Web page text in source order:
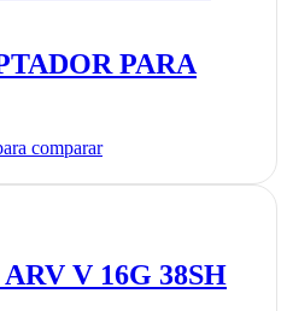
PARA
comparar
V 16G 38SH